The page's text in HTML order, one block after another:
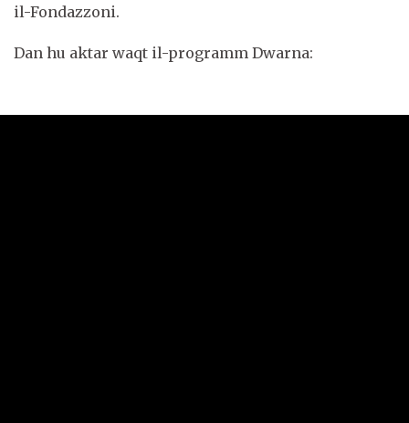
il-Fondazzoni.
Dan hu aktar waqt il-programm Dwarna: